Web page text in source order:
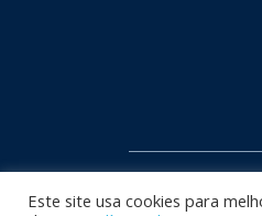
Este site usa cookies para